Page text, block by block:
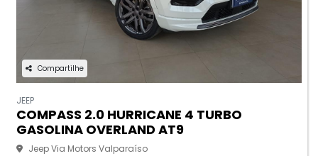
Compartilhe
JEEP
COMPASS 2.0 HURRICANE 4 TURBO
GASOLINA OVERLAND AT9
Jeep Via Motors Valparaíso